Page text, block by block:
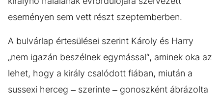
eseményen sem vett részt szeptemberben.
A bulvárlap értesülései szerint Károly és Harry
„nem igazán beszélnek egymással“, aminek oka az
lehet, hogy a király csalódott fiában, miután a
sussexi herceg – szerinte – gonoszként ábrázolta